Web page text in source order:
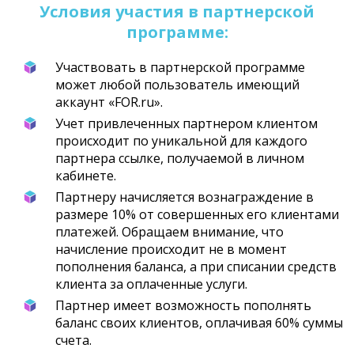
Условия участия в партнерской
программе:
Участвовать в партнерской программе
может любой пользователь имеющий
аккаунт «FOR.ru».
Учет привлеченных партнером клиентом
происходит по уникальной для каждого
партнера ссылке, получаемой в личном
кабинете.
Партнеру начисляется вознаграждение в
размере 10% от совершенных его клиентами
платежей. Обращаем внимание, что
начисление происходит не в момент
пополнения баланса, а при списании средств
клиента за оплаченные услуги.
Партнер имеет возможность пополнять
баланс своих клиентов, оплачивая 60% суммы
счета.